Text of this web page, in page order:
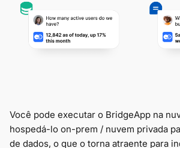
Você pode executar o BridgeApp na
hospedá-lo on-prem / nuvem privada
de dados, o que o torna atraente para